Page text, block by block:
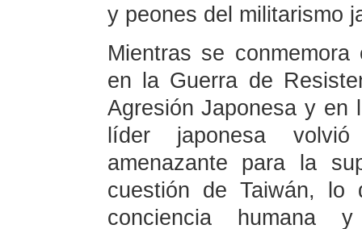
y peones del militarismo
Mientras se
en la Guerra de
Agresión Japonesa y en
líder japonesa
amenazante para la
cuestión de Taiwán,
conciencia humana